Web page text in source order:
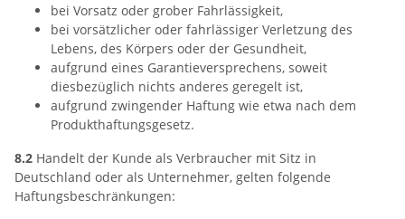
bei Vorsatz oder grober Fahrlässigkeit,
bei vorsätzlicher oder fahrlässiger Verletzung des
Lebens, des Körpers oder der Gesundheit,
aufgrund eines Garantieversprechens, soweit
diesbezüglich nichts anderes geregelt ist,
aufgrund zwingender Haftung wie etwa nach dem
Produkthaftungsgesetz.
8.2 Handelt der Kunde als Verbraucher mit Sitz in
Deutschland oder als Unternehmer, gelten folgende
Haftungsbeschränkungen: